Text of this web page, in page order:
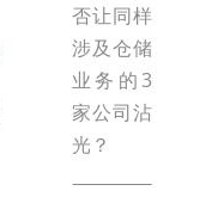
否让同样
涉及仓储
业务的3
家公司沾
光？